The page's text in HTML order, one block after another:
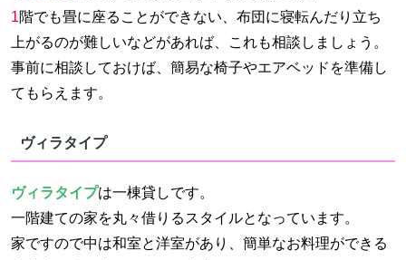
1階でも畳に座ることができない、布団に寝転んだり立ち
上がるのが難しいなどがあれば、これも相談しましょう。
事前に相談しておけば、簡易な椅子やエアベッドを準備し
てもらえます。
ヴィラタイプ
ヴィラタイプは一棟貸しです。
一階建ての家を丸々借りるスタイルとなっています。
家ですので中は和室と洋室があり、簡単なお料理ができる